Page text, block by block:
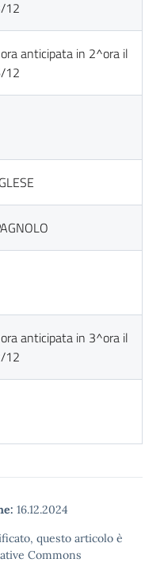
12
anticipata in 2^ora il
12
anticipata in 3^ora il
12
16.12.2024
questo articolo è
Commons